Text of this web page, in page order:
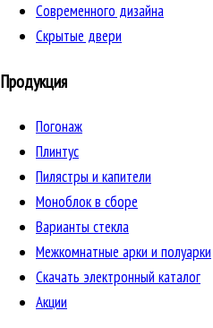
Cовременного дизайна
Скрытые двери
Продукция
Погонаж
Плинтус
Пилястры и капители
Моноблок в сборе
Варианты стекла
Межкомнатные арки и полуарки
Скачать электронный каталог
Акции